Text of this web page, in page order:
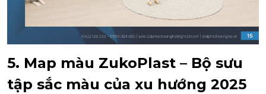
5. Map màu ZukoPlast – Bộ sưu
tập sắc màu của xu hướng 2025